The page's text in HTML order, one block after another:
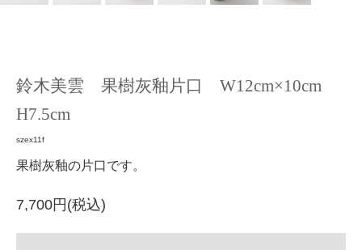
鈴木美雲 果樹灰釉片口 W12cm×10cm
H7.5cm
szex11f
果樹灰釉の片口です。
7,700円(税込)